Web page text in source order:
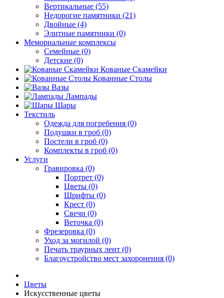
Вертикальные (55)
Недорогие памятники (21)
Двойные (4)
Элитные памятники (0)
Мемориальные комплексы
Семейные (0)
Детские (0)
Кованые Скамейки
Кованные Столы
Вазы
Лампады
Шары
Текстиль
Одежда для погребения (0)
Подушки в гроб (0)
Постели в гроб (0)
Комплекты в гроб (0)
Услуги
Гравировка (0)
Портрет (0)
Цветы (0)
Шрифты (0)
Крест (0)
Свечи (0)
Веточка (0)
Фрезеровка (0)
Уход за могилой (0)
Печать траурных лент (0)
Благоустройство мест захоронения (0)
Цветы
Искусственные цветы